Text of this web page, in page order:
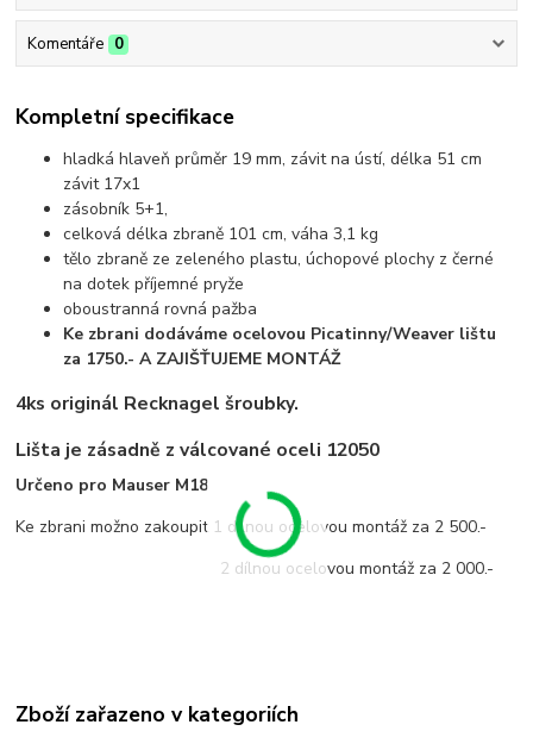
Komentáře 0
Kompletní specifikace
hladká hlaveň průměr 19 mm, závit na ústí, délka 51 cm
závit 17x1
zásobník 5+1,
celková délka zbraně 101 cm, váha 3,1 kg
tělo zbraně ze zeleného plastu, úchopové plochy z černé
na dotek příjemné pryže
oboustranná rovná pažba
Ke zbrani dodáváme ocelovou Picatinny/Weaver lištu
za 1750.- A ZAJIŠŤUJEME MONTÁŽ
4ks originál Recknagel šroubky.
Lišta je zásadně z válcované oceli 12050
Určeno pro Mauser M18
Ke zbrani možno zakoupit 1 dílnou ocelovou montáž za 2 500.-
2 dílnou ocelovou montáž za 2 000.-
Zboží zařazeno v kategoriích